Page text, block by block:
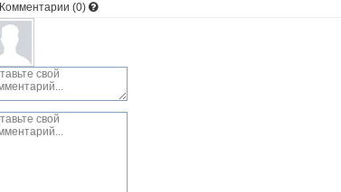
Комментарии (0)